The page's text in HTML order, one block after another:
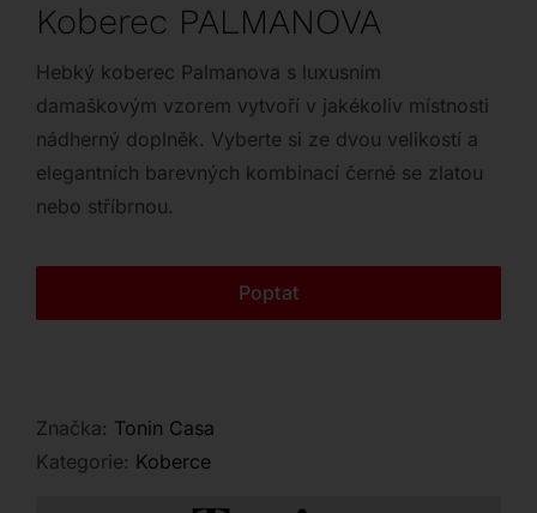
Katalog
Značky
Kontakt
Koberec PALMANOVA
Hebký koberec Palmanova s luxusním
damaškovým vzorem vytvoří v jakékoliv místnosti
nádherný doplněk. Vyberte si ze dvou velikostí a
elegantních barevných kombinací černé se zlatou
nebo stříbrnou.
Poptat
Značka: Tonin Casa
Kategorie: Koberce